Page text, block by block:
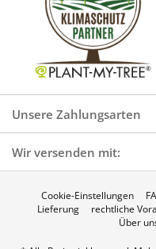
Unsere Zahlungsarten
Wir versenden mit:
Cookie-Einstellungen
Lieferung
rechtliche
Über